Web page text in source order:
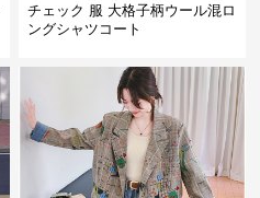
チェック 服 大格子柄ウール混ロ
ングシャツコート